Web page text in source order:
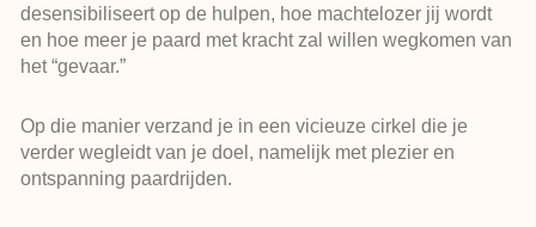
desensibiliseert op de hulpen, hoe machtelozer jij wordt
en hoe meer je paard met kracht zal willen wegkomen van
het “gevaar.”
Op die manier verzand je in een vicieuze cirkel die je
verder wegleidt van je doel, namelijk met plezier en
ontspanning paardrijden.